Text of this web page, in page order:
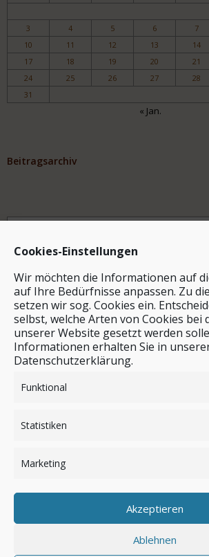
Cookies-Einstellungen
Wir möchten die Informationen auf
auf Ihre Bedürfnisse anpassen. Zu
setzen wir sog. Cookies ein.
selbst, welche Arten von Cookies bei
unserer Website gesetzt werden
Informationen erhalten Sie in
Datenschutzerklärung.
Funktional
Statistiken
Marketing
Akzeptieren
Ablehnen
3
4 5 6 7
10
11 12 13 14
17
18 19 20 21
24
25 26 27 28
31
« Jan.
Beitragsarchiv
Archiv
Stichwortsuche
Anmelden